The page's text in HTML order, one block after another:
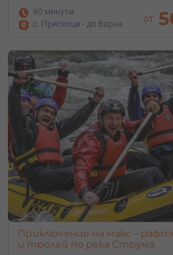
90 минути
с. Приселци - до Варна
от
Приключение на макс –
и тролей по река Струма